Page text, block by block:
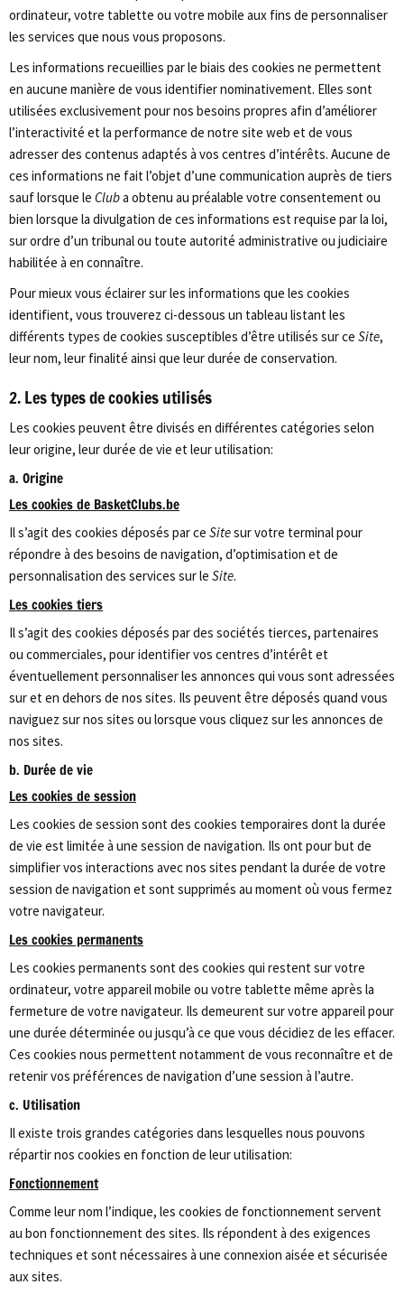
ordinateur, votre tablette ou votre mobile aux fins de personnaliser
les services que nous vous proposons.
Les informations recueillies par le biais des cookies ne permettent
en aucune manière de vous identifier nominativement. Elles sont
utilisées exclusivement pour nos besoins propres afin d’améliorer
l’interactivité et la performance de notre site web et de vous
adresser des contenus adaptés à vos centres d’intérêts. Aucune de
ces informations ne fait l’objet d’une communication auprès de tiers
sauf lorsque le Cluba obtenu au préalable votre consentement ou
bien lorsque la divulgation de ces informations est requise par la loi,
sur ordre d’un tribunal ou toute autorité administrative ou judiciaire
habilitée à en connaître.
Pour mieux vous éclairer sur les informations que les cookies
identifient, vous trouverez ci-dessous un tableau listant les
différents types de cookies susceptibles d’être utilisés sur ce Site,
leur nom, leur finalité ainsi que leur durée de conservation.
2. Les types de cookies utilisés
Les cookies peuvent être divisés en différentes catégories selon
leur origine, leur durée de vie et leur utilisation:
a. Origine
Les cookies de BasketClubs.be
Il s’agit des cookies déposés par ce Sitesur votre terminal pour
répondre à des besoins de navigation, d’optimisation et de
personnalisation des services sur le Site.
Les cookies tiers
Il s’agit des cookies déposés par des sociétés tierces, partenaires
ou commerciales, pour identifier vos centres d’intérêt et
éventuellement personnaliser les annonces qui vous sont adressées
sur et en dehors de nos sites. Ils peuvent être déposés quand vous
naviguez sur nos sites ou lorsque vous cliquez sur les annonces de
nos sites.
b. Durée de vie
Les cookies de session
Les cookies de session sont des cookies temporaires dont la durée
de vie est limitée à une session de navigation. Ils ont pour but de
simplifier vos interactions avec nos sites pendant la durée de votre
session de navigation et sont supprimés au moment où vous fermez
votre navigateur.
Les cookies permanents
Les cookies permanents sont des cookies qui restent sur votre
ordinateur, votre appareil mobile ou votre tablette même après la
fermeture de votre navigateur. Ils demeurent sur votre appareil pour
une durée déterminée ou jusqu’à ce que vous décidiez de les effacer.
Ces cookies nous permettent notamment de vous reconnaître et de
retenir vos préférences de navigation d’une session à l’autre.
c. Utilisation
Il existe trois grandes catégories dans lesquelles nous pouvons
répartir nos cookies en fonction de leur utilisation:
Fonctionnement
Comme leur nom l’indique, les cookies de fonctionnement servent
au bon fonctionnement des sites. Ils répondent à des exigences
techniques et sont nécessaires à une connexion aisée et sécurisée
aux sites.